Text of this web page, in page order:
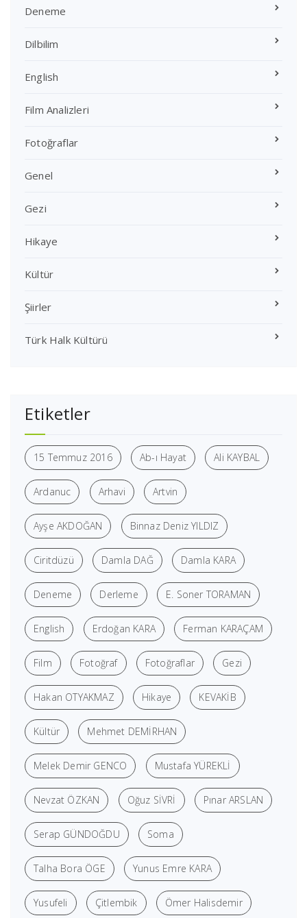
Deneme
Dilbilim
English
Film Analizleri
Fotoğraflar
Genel
Gezi
Hikaye
Kültür
Şiirler
Türk Halk Kültürü
Etiketler
15 Temmuz 2016 Ab-ı Hayat Ali KAYBAL
Ardanuc Arhavi Artvin
Ayşe AKDOĞAN Binnaz Deniz YILDIZ
Ciritdüzü Damla DAĞ Damla KARA
Deneme Derleme E. Soner TORAMAN
English Erdoğan KARA Ferman KARAÇAM
Film Fotoğraf Fotoğraflar Gezi
Hakan OTYAKMAZ Hikaye KEVAKİB
Kültür Mehmet DEMİRHAN
Melek Demir GENCO Mustafa YÜREKLİ
Nevzat ÖZKAN Oğuz SİVRİ Pınar ARSLAN
Serap GÜNDOĞDU Soma
Talha Bora ÖGE Yunus Emre KARA
Yusufeli Çitlembik Ömer Halisdemir